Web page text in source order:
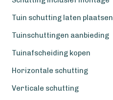
Tuin schutting laten plaatsen
Tuinschuttingen aanbieding
Tuinafscheiding kopen
Horizontale schutting
Verticale schutting